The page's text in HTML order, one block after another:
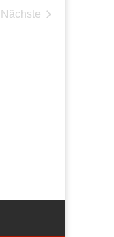
Nächste